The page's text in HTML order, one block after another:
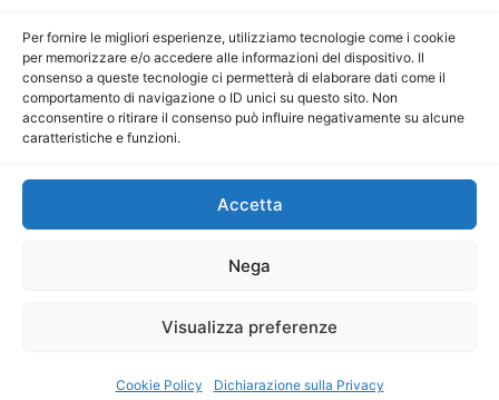
Per fornire le migliori esperienze, utilizziamo tecnologie come i cookie
per memorizzare e/o accedere alle informazioni del dispositivo. Il
consenso a queste tecnologie ci permetterà di elaborare dati come il
comportamento di navigazione o ID unici su questo sito. Non
acconsentire o ritirare il consenso può influire negativamente su alcune
caratteristiche e funzioni.
Accetta
Nega
Visualizza preferenze
Cookie Policy Dichiarazione sulla Privacy
Direttore Editoriale: Maurizio Scaglione
Direttore Responsabile: Maria Calabrese
P.IVA: 06334930820
Mercurio Comunicazione Società Cooperativa a r.l. è
iscritta al Registro degli Operatori di Comunicazione al
Sito gestito daLa Digitale srl–info@ladigitale.it